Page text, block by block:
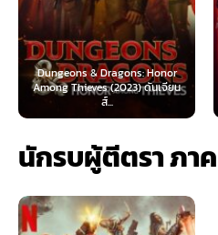
Dragons: Honor
(2023) ดันเจียน
Ready or Not
(2026) เกมพร้อ
นักรบผู้ตีตรา ภา